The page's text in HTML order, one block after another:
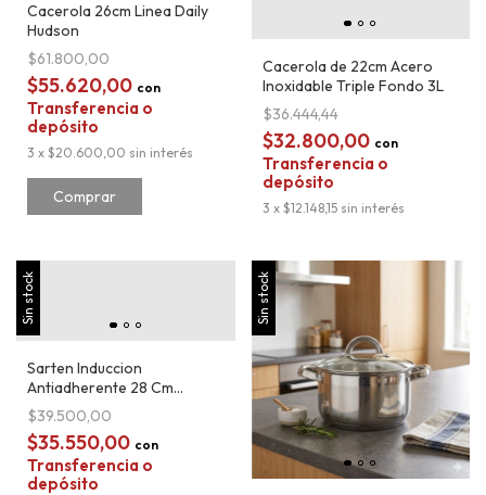
Cacerola 26cm Linea Daily
Hudson
$61.800,00
$55.620,00 con
Transferencia o
depósito
3 x $20.600,00 sin interés
Cacerola de 22cm Acero
Inoxidable Triple Fondo 3L
$36.444,44
$32.800,00 con
Transferencia o
depósito
3 x $12.148,15 sin interés
Sin stock
Sarten Induccion
Antiadherente 28 Cm
Granito Negro Carol
$39.500,00
$35.550,00 con
Transferencia o
depósito
Sin stock